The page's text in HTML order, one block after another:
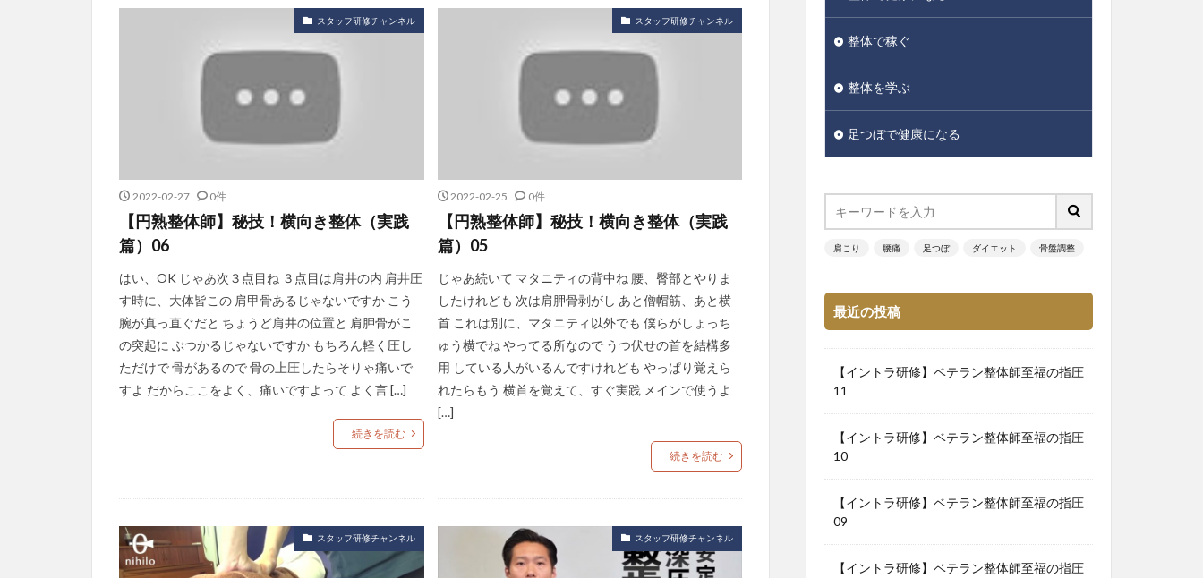
スタッフ研修チャンネル
2022-02-27 0件
【円熟整体師】秘技！横向き整体（実践
篇）06
はい、OK じゃあ次３点目ね ３点目は肩井の内 肩井圧
す時に、大体皆この 肩甲骨あるじゃないですか こう
腕が真っ直ぐだと ちょうど肩井の位置と 肩胛骨がこ
の突起に ぶつかるじゃないですか もちろん軽く圧し
ただけで 骨があるので 骨の上圧したらそりゃ痛いで
すよ だからここをよく、痛いですよって よく言 […]
続きを読む
スタッフ研修チャンネル
2022-02-25 0件
【円熟整体師】秘技！横向き整体（実践
篇）05
じゃあ続いて マタニティの背中ね 腰、臀部とやりま
したけれども 次は肩胛骨剥がし あと僧帽筋、あと横
首 これは別に、マタニティ以外でも 僕らがしょっち
ゅう横でね やってる所なので うつ伏せの首を結構多
用 している人がいるんですけれども やっぱり覚えら
れたらもう 横首を覚えて、すぐ実践 メインで使うよ
[…]
続きを読む
スタッフ研修チャンネル スタッフ研修チャンネル
整体で稼ぐ
整体を学ぶ
足つぼで健康になる
肩こり 腰痛 足つぼ ダイエット 骨盤調整
最近の投稿
【イントラ研修】ベテラン整体師至福の指圧
11
【イントラ研修】ベテラン整体師至福の指圧
10
【イントラ研修】ベテラン整体師至福の指圧
09
【イントラ研修】ベテラン整体師至福の指圧